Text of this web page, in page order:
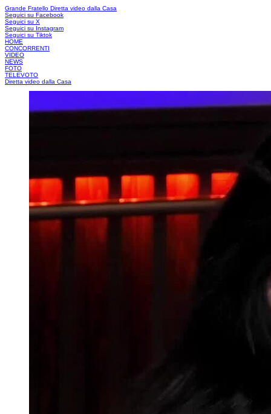
Grande Fratello Diretta video dalla Casa
Seguici su Facebook
Seguici su X
Seguici su Instagram
Seguici su Tiktok
HOME
CONCORRENTI
VIDEO
NEWS
FOTO
TELEVOTO
Diretta video dalla Casa